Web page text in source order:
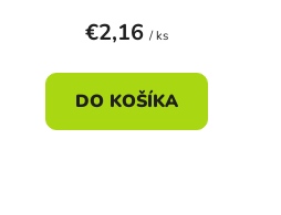
€2,16 / ks
DO KOŠÍKA